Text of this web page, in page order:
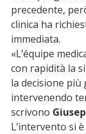
precedente,
clinica ha
immediata.
«L’équipe
con rapidità la
la decisione più
intervenendo
scrivono
L’intervento si